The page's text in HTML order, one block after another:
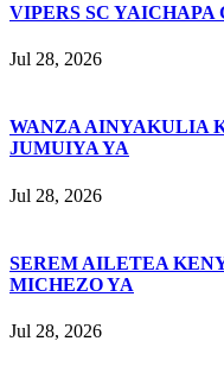
VIPERS SC
Jul 28, 2026
WANZA AINYAKULIA
JUMUIYA YA
Jul 28, 2026
SEREM AILETEA
MICHEZO YA
Jul 28, 2026